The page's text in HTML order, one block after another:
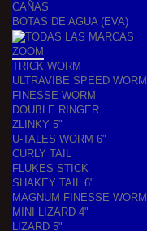
CAÑAS
BOTAS DE AGUA (EVA)
ZOOM
TRICK WORM
ULTRAVIBE SPEED WORM
FINESSE WORM
DOUBLE RINGER
ZLINKY 5"
U-TALES WORM 6"
CURLY TAIL
FLUKES STICK
SHAKEY TAIL 6"
MAGNUM FINESSE WORM
MINI LIZARD 4"
LIZARD 5"